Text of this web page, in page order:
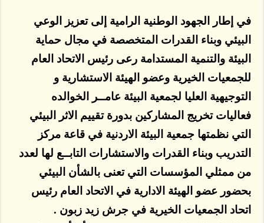
في إطار الجهود الوطنية الرامية إلى تعزيز الوعي
البيئي وبناء القدرات المتخصصة في مجال حماية
البيئة والتنمية المستدامة رعى رئيس الاتحاد العام
للجمعيات الخيرية وعضو الهيئة الاستشارية و
التوجيهية العليا لجمعية البيئة عامــر الخوالده
فعاليات تخريج المشاركين بدورة تقييم الاثر البيئي
التي نظمتها جمعية البيئة الاردنية في قاعة مركز
التدريب وبناء القدرات والاستشارات التابــع لها لعدد
من ممثلي المؤسسات التي تعنى بالشأن البيئي
بحضور عضو الهيئة الادارية في الاتحاد العام رئيس
اتحاد الجمعيات الخيرية في جرش زيد زبون .